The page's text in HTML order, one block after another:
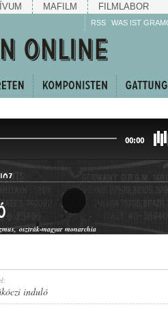
MAFILM FILMLABOR
RSS WAS IST
00:00
osztrák-magyar monarchia
induló